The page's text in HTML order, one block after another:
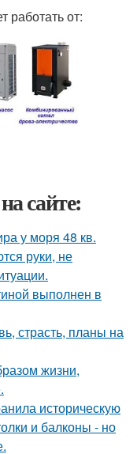
работать от:
сайте:
у моря 48 кв.
руки, не
выполнен в
страсть, планы на
жизни,
историческую
и балконы - но